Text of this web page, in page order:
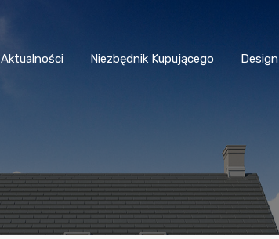
Aktualności Niezbędnik Kupującego Design